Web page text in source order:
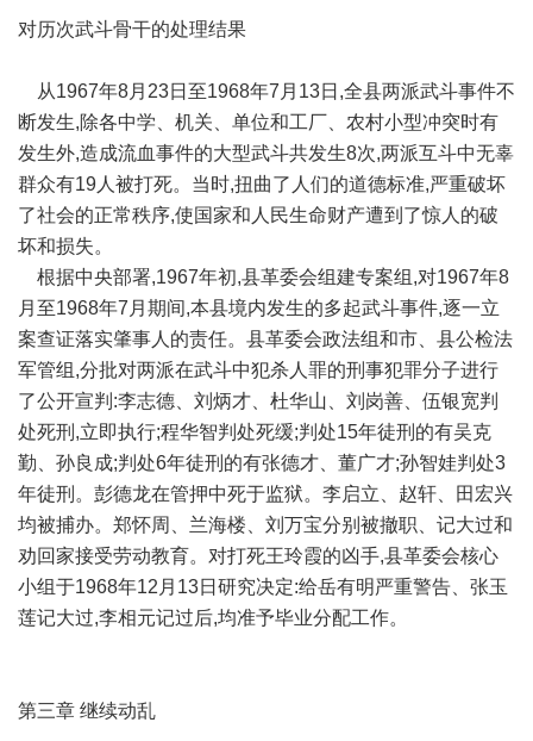
对历次武斗骨干的处理结果
从1967年8月23日至1968年7月13日,全县两派武斗事件不
断发生,除各中学、机关、单位和工厂、农村小型冲突时有
发生外,造成流血事件的大型武斗共发生8次,两派互斗中无辜
群众有19人被打死。当时,扭曲了人们的道德标准,严重破坏
了社会的正常秩序,使国家和人民生命财产遭到了惊人的破
坏和损失。
根据中央部署,1967年初,县革委会组建专案组,对1967年8
月至1968年7月期间,本县境内发生的多起武斗事件,逐一立
案查证落实肇事人的责任。县革委会政法组和市、县公检法
军管组,分批对两派在武斗中犯杀人罪的刑事犯罪分子进行
了公开宣判:李志德、刘炳才、杜华山、刘岗善、伍银宽判
处死刑,立即执行;程华智判处死缓;判处15年徒刑的有吴克
勤、孙良成;判处6年徒刑的有张德才、董广才;孙智娃判处3
年徒刑。彭德龙在管押中死于监狱。李启立、赵轩、田宏兴
均被捕办。郑怀周、兰海楼、刘万宝分别被撤职、记大过和
劝回家接受劳动教育。对打死王玲霞的凶手,县革委会核心
小组于1968年12月13日研究决定:给岳有明严重警告、张玉
莲记大过,李相元记过后,均准予毕业分配工作。
第三章 继续动乱